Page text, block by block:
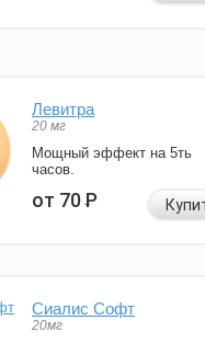
Левитра
20 мг
Мощный эффект на 5ть
часов.
от 70Р
Сиалис Софт
20мг